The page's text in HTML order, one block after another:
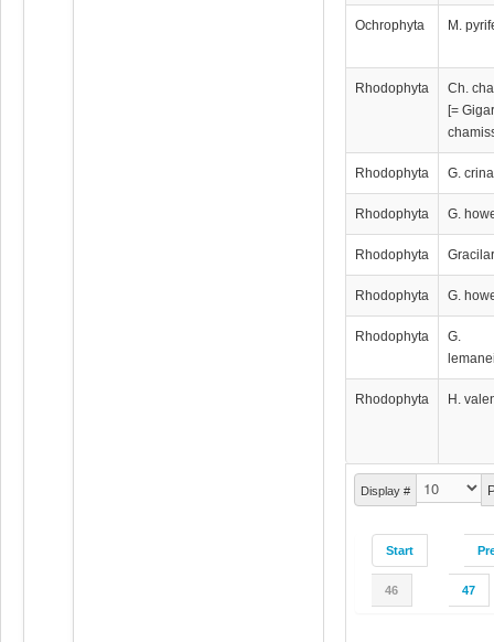
Display #
Start
46 47
Ochrophyta M.
Rhodophyta
Ch.
[=
Rhodophyta G.
Rhodophyta G.
Rhodophyta
Rhodophyta G.
Rhodophyta
G.
Rhodophyta H.